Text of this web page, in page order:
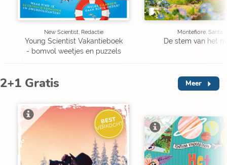
New Scientist, Redactie
Young Scientist Vakantieboek
- bomvol weetjes en puzzels
Montefiore, Santa
De stem van het
2+1 Gratis Meer
BEST
VERKOCHT